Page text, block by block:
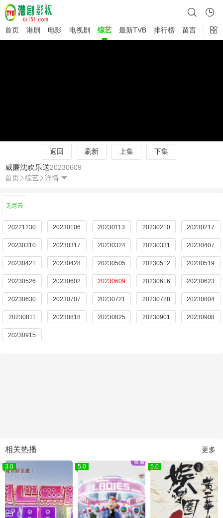
首页 港剧 电影 电视剧 综艺 最新TVB 排行榜 留言
返回 刷新 上集 下集
威廉沈欢乐送20230609
首页
综艺 详情
无尽云
20221230 20230106 20230113 20230210 20230217
20230310 20230317 20230324 20230331 20230407
20230421 20230428 20230505 20230512 20230519
20230526 20230602 20230609 20230616 20230623
20230630 20230707 20230721 20230728 20230804
20230811 20230818 20230825 20230901 20230908
20230915
相关热播 更多
3.0 5.0 5.0